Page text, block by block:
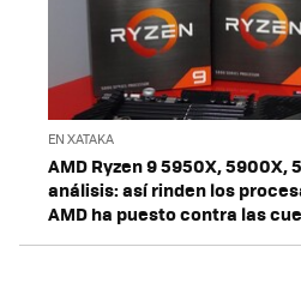
EN XATAKA
AMD Ryzen 9 5950X, 5900X,
análisis: así rinden los
AMD ha puesto contra las